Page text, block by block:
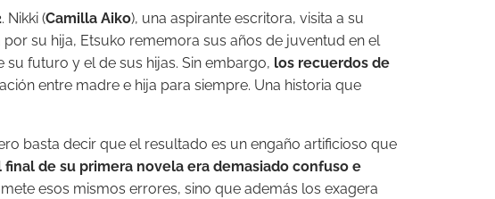
. Nikki (Camilla Aiko), una aspirante escritora, visita a su
su hija, Etsuko rememora sus años de juventud en el
futuro y el de sus hijas. Sin embargo, los recuerdos de
entre madre e hija para siempre. Una historia que
basta decir que el resultado es un engaño artificioso que
final de su primera novela era demasiado confuso e
esos mismos errores, sino que además los exagera